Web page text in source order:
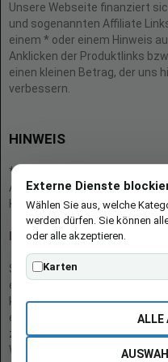
Unsere Webseite finanziert
und sogenannten Affiliate
einem * oder einem Hinweis
Anklicken der Produktlinks
einen kleinen Betrag, der uns
verbessern.
HINWEIS
* = Afilliate-Link (=Werbung)
Als Amazon-Partner verdient
Käufen.
Hinweis zu Preisen und
Sofern Produktpreise und
entsprechen diese dem
können sich auf der verlinkten
eines Produkts gelten die
zum Kaufzeitpunkt [auf der/
Website(s)] angezeigt werden.
Externe Dienste
Wählen Sie aus, welche
werden dürfen. Sie können
oder alle akzeptieren.
Karten
ALLE